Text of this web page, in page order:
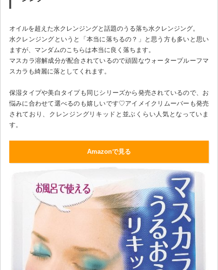
オイルを超えた水クレンジングと話題のうる落ち水クレンジング。
水クレンジングというと「本当に落ちるの？」と思う方も多いと思い
ますが、マンダムのこちらは本当に良く落ちます。
マスカラ溶解成分が配合されているので頑固なウォータープルーフマ
スカラも綺麗に落としてくれます。
保湿タイプや美白タイプも同じシリーズから発売されているので、お
悩みに合わせて選べるのも嬉しいです♡アイメイクリムーバーも発売
されており、クレンジングリキッドと並ぶくらい人気となっていま
す。
Amazonで見る